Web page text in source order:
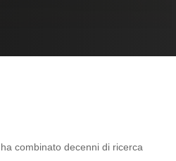
combinato decenni di ricerca